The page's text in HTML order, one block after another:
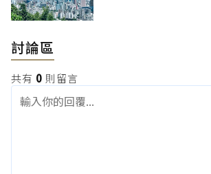
討論區
共有 0 則留言